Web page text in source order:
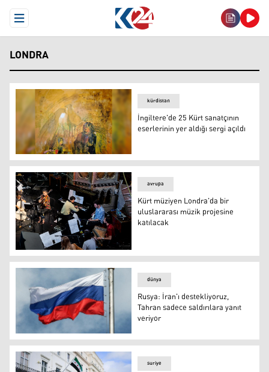
Open Menu
LONDRA
İngiltere'de 25 Kürt sanatçının eserlerinin yer aldığı
kürdistan
İngiltere'de 25 Kürt sanatçının
eserlerinin yer aldığı sergi açıldı
Kürt müziyen Londra'da bir uluslararası müzik
avrupa
Kürt müziyen Londra'da bir
uluslararası müzik projesine
katılacak
Rusya: İran'ı destekliyoruz, Tahran sadece saldırılara
dünya
Rusya: İran'ı destekliyoruz,
Tahran sadece saldırılara yanıt
veriyor
suriye